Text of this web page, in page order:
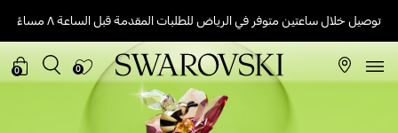
توصيل خلال ساعتين متوفر في الرياض للطلبات المقدمة قبل الساعة ٨ مساءً
0
0